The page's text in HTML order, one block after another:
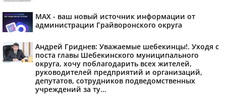
MAX - ваш новый источник информации от
администрации Грайворонского округа
Андрей Гриднев: Уважаемые шебекинцы!. Уходя с
поста главы Шебекинского муниципального
округа, хочу поблагодарить всех жителей,
руководителей предприятий и организаций,
депутатов, сотрудников подведомственных
учреждений за ту...